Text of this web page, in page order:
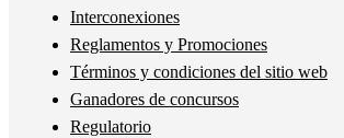
Interconexiones
Reglamentos y Promociones
Términos y condiciones del sitio web
Ganadores de concursos
Regulatorio